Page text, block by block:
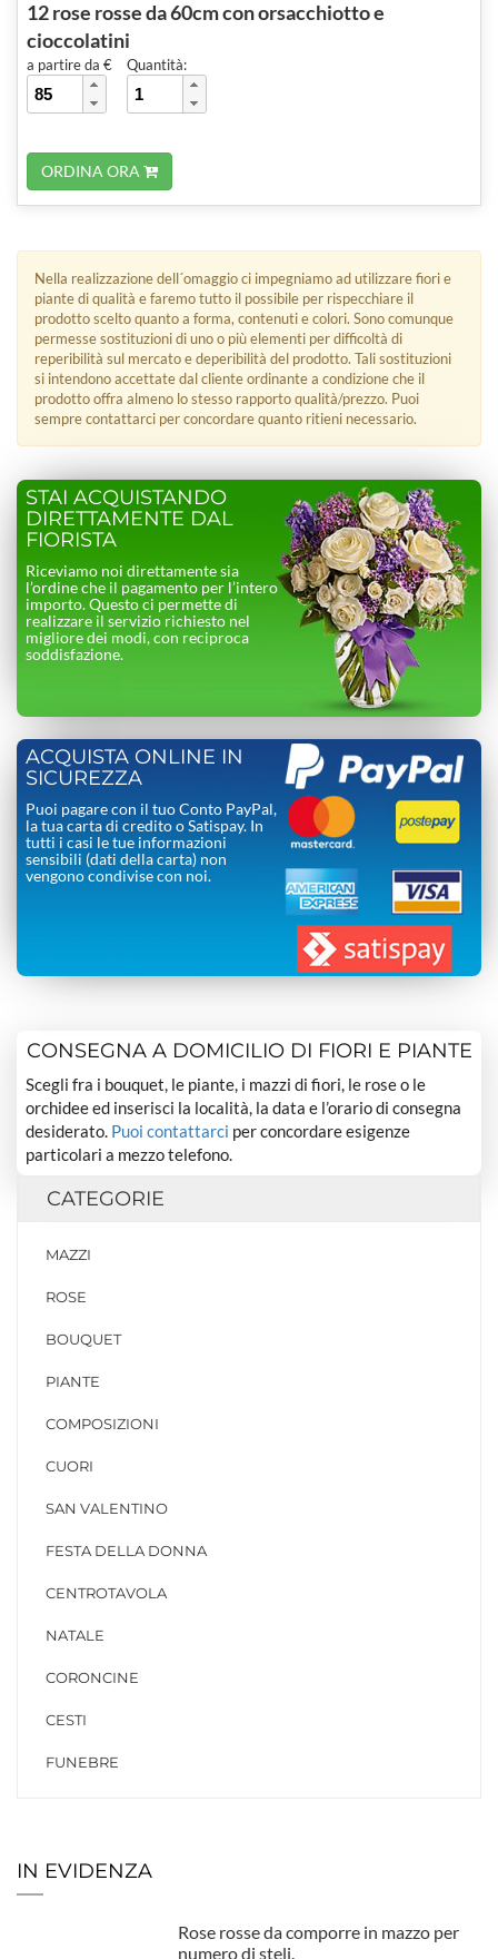
12 rose rosse da 60cm con orsacchiotto e
cioccolatini
a partire da € Quantità:
ORDINA ORA
Nella realizzazione dell´omaggio ci impegniamo ad utilizzare fiori e
piante di qualità e faremo tutto il possibile per rispecchiare il
prodotto scelto quanto a forma, contenuti e colori. Sono comunque
permesse sostituzioni di uno o più elementi per difficoltà di
reperibilità sul mercato e deperibilità del prodotto. Tali sostituzioni
si intendono accettate dal cliente ordinante a condizione che il
prodotto offra almeno lo stesso rapporto qualità/prezzo. Puoi
sempre contattarci per concordare quanto ritieni necessario.
STAI ACQUISTANDO
DIRETTAMENTE DAL
FIORISTA
Riceviamo noi direttamente sia
l’ordine che il pagamento per l’intero
importo. Questo ci permette di
realizzare il servizio richiesto nel
migliore dei modi, con reciproca
soddisfazione.
ACQUISTA ONLINE IN
SICUREZZA
Puoi pagare con il tuo Conto PayPal,
la tua carta di credito o Satispay. In
tutti i casi le tue informazioni
sensibili (dati della carta) non
vengono condivise con noi.
CONSEGNA A DOMICILIO DI FIORI E PIANTE
Scegli fra i bouquet, le piante, i mazzi di fiori, le rose o le
orchidee ed inserisci la località, la data e l’orario di consegna
desiderato. Puoi contattarci per concordare esigenze
particolari a mezzo telefono.
CATEGORIE
MAZZI
ROSE
BOUQUET
PIANTE
COMPOSIZIONI
CUORI
SAN VALENTINO
FESTA DELLA DONNA
CENTROTAVOLA
NATALE
CORONCINE
CESTI
FUNEBRE
IN EVIDENZA
Rose rosse da comporre in mazzo per
numero di steli.